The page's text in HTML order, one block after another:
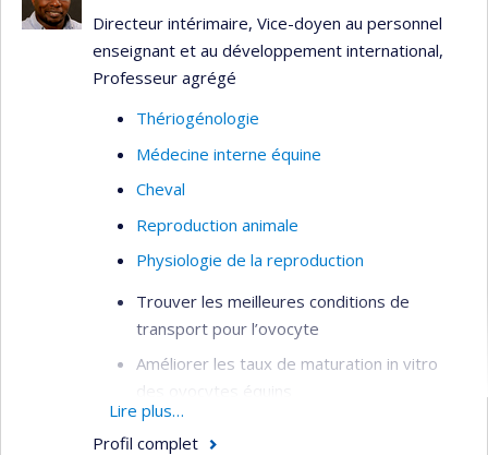
Directeur intérimaire, Vice-doyen au personnel
enseignant et au développement international,
Professeur agrégé
Thériogénologie
Médecine interne équine
Cheval
Reproduction animale
Physiologie de la reproduction
Trouver les meilleures conditions de
transport pour l’ovocyte
Améliorer les taux de maturation in vitro
des ovocytes équins
Congélation de l’ovocyte équin
Lire plus…
Profil complet